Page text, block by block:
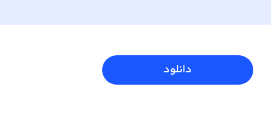
دانلود